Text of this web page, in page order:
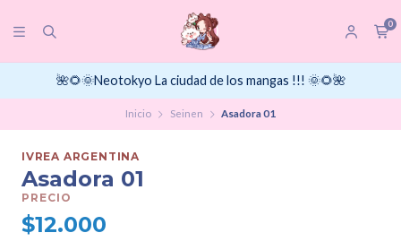
0
🌺🌻🌞Neotokyo La ciudad de los mangas !!! 🌞🌻🌺
Inicio Seinen Asadora 01
IVREA ARGENTINA
Asadora 01
PRECIO
$12.000